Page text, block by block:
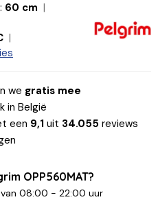
60 cm
we gratis mee
in België
een 9,1 uit 34.055 reviews
OPP560MAT?
08:00 - 22:00 uur